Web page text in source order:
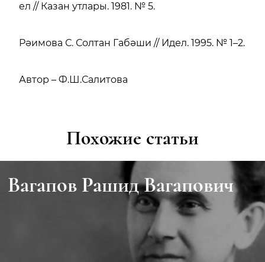
ел // Казан утлары. 1981. № 5.
Рәимова С. Солтан Габәши // Идел. 1995. № 1–2.
Автор – Ф.Ш.Салитова
Похожие статьи
Вагапов Рашид Вагапович